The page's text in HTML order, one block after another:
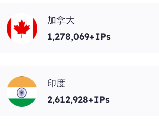
加拿大
1,278,069+IPs
印度
2,612,928+IPs